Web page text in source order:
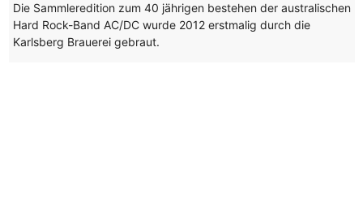
Die Sammleredition zum 40 jährigen bestehen der australischen
Hard Rock-Band AC/DC wurde 2012 erstmalig durch die
Karlsberg Brauerei gebraut.